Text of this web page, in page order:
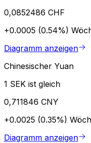
0,0852486 CHF
+0.0005 (0.54%)
Diagramm anzeigen
Chinesischer Yuan
1 SEK ist gleich
0,711846 CNY
+0.0025 (0.35%)
Diagramm anzeigen